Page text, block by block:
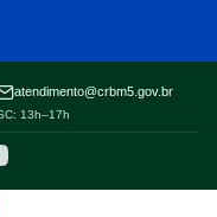
atendimento@crbm5.gov.br
13h–17h